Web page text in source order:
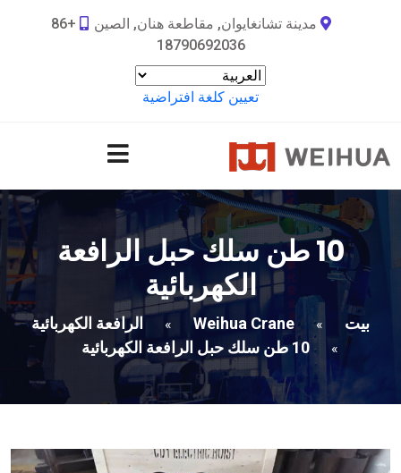
مدينة تشانغايوان, مقاطعة هنان, الصين
+86
18790692036
تعيين كلغة افتراضية
10 طن سلك حبل الرافعة
الكهربائية
بيت »
Weihua Crane
» الرافعة الكهربائية
» 10 طن سلك حبل الرافعة الكهربائية